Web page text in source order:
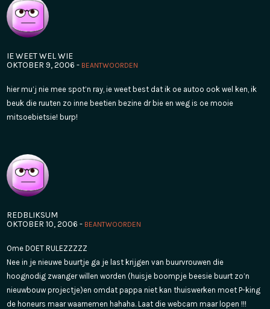
IE WEET WEL WIE
OKTOBER 9, 2006 - BEANTWOORDEN
hier mu’j nie mee spot’n ray, ie weet best dat ik oe autoo ook wel ken, ik
beuk die ruuten zo inne beetien bezine dr bie en weg is oe mooie
mitsoebietsie! burp!
REDBLIKSUM
OKTOBER 10, 2006 - BEANTWOORDEN
Ome DOET RULEZZZZZ
Nee in je nieuwe buurtje ga je last krijgen van buurvrouwen die
hoognodig zwanger willen worden (huisje boompje beesie buurt zo’n
nieuwbouw projectje)en omdat pappa niet kan thuiswerken moet P-king
de honeurs maar waarnemen hahaha. Laat die webcam maar lopen !!!